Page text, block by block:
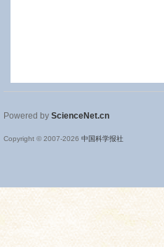
Powered by ScienceNet.cn
Copyright © 2007-2026 中国科学报社